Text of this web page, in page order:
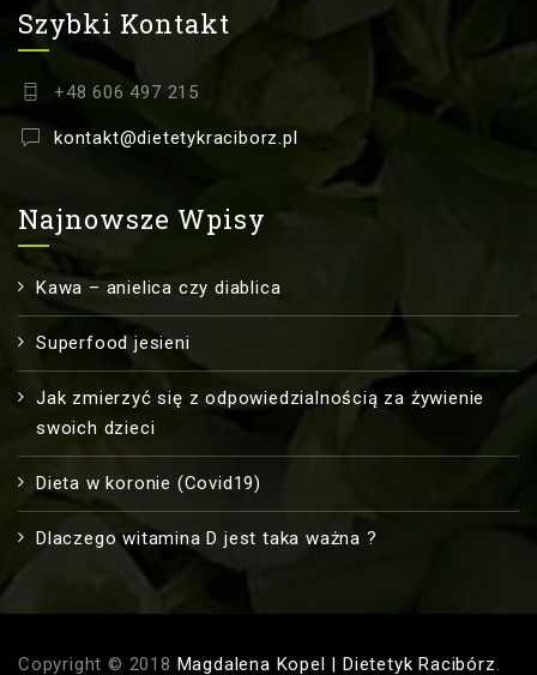
Szybki Kontakt
+48 606 497 215
kontakt@dietetykraciborz.pl
Najnowsze Wpisy
Kawa – anielica czy diablica
Superfood jesieni
Jak zmierzyć się z odpowiedzialnością za żywienie
swoich dzieci
Dieta w koronie (Covid19)
Dlaczego witamina D jest taka ważna ?
Copyright © 2018 Magdalena Kopel | Dietetyk Racibórz.